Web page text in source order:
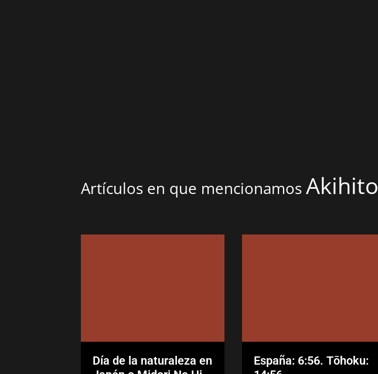
Artículos en que mencionamosAkihito
Día de la naturaleza en
España: 6:56. Tōhoku: